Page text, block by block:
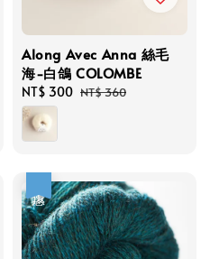
Along Avec Anna 絲毛
海-白鴿 COLOMBE
Sale
price
NT$ 300 Regular
NT$ 360